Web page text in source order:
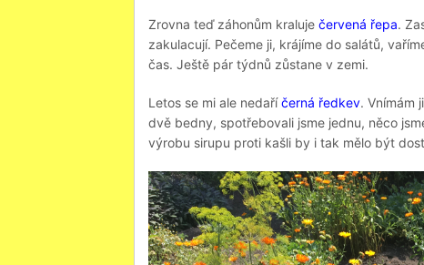
Zrovna teď záhonům kraluje červená řepa.
zakulacují. Pečeme ji, krájíme do salátů,
čas. Ještě pár týdnů zůstane v zemi.
Letos se mi ale nedaříčerná ředkev. Vnímám
dvě bedny, spotřebovali jsme jednu, něco
výrobu sirupu proti kašli by i tak mělo být